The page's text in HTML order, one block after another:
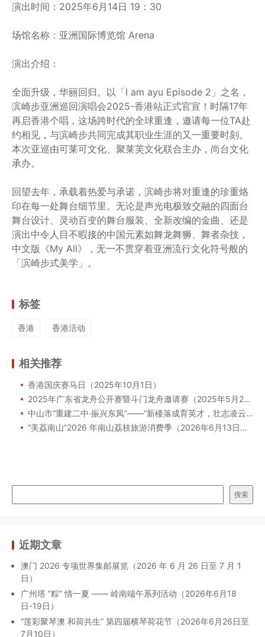
演出时间：2025年6月14日 19：30
场馆名称：亚洲国际博览馆 Arena
演出介绍：
全面升级，华丽回归。以「I am ayu Episode 2」之名，
滨崎步亚洲巡回演唱会2025-香港站正式官宣！时隔17年
再启香港个唱，这场跨时代的全球重逢，邀请每一位TA赴
约相见，与滨崎步共同完成其职业生涯的又一重要时刻。
本次亚巡由可莱可文化、聚莱芙文化联合主办，尚台文化
承办。
回望去年，承载着热爱与承诺，滨崎步将对重逢的珍重烙
印在每一处舞台细节里。无论是声光电极致交融的四面台
舞台设计、灵动百变的舞台服装、全新改编的金曲、还是
演出中令人目不暇接的中国元素如舞龙舞狮、舞者杂技，
中文版《My All》，无一不贯穿着亚洲流行文化符号般的
「滨崎步式美学」。
标签
香港 香港活动
相关推荐
香港国庆赛马日（2025年10月1日）
2025年广东省龙舟公开赛暨斗门龙舟邀请赛（2025年5月24日）
中山市“重建二中·振兴东凤”——“新楼落成育英才，壮志凌云报祖国”慈善筹款全民歌会（2025年5月29日）
“美荔南山”2026 年南山荔枝旅游消费季（2026年6月13日起）
搜索
近期文章
澳门 2026 专项世界集邮展览（2026 年 6 月 26 日至 7 月 1
日）
广州塔 “粽” 情一夏 —— 岭南端午系列活动（2026年6月18
日-19日）
“莲彩聚琴澳 和荷共生” 第四届横琴荷花节（2026年6月26日至
7月10日）